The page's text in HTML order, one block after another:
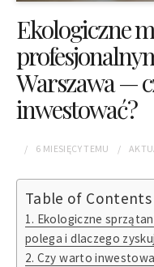
Ekologiczne
Warszawa —
inwestować?
6 MIESIĘCYTEMU
Table of Contents
Ekologiczne
polega i dlaczego
Czy warto